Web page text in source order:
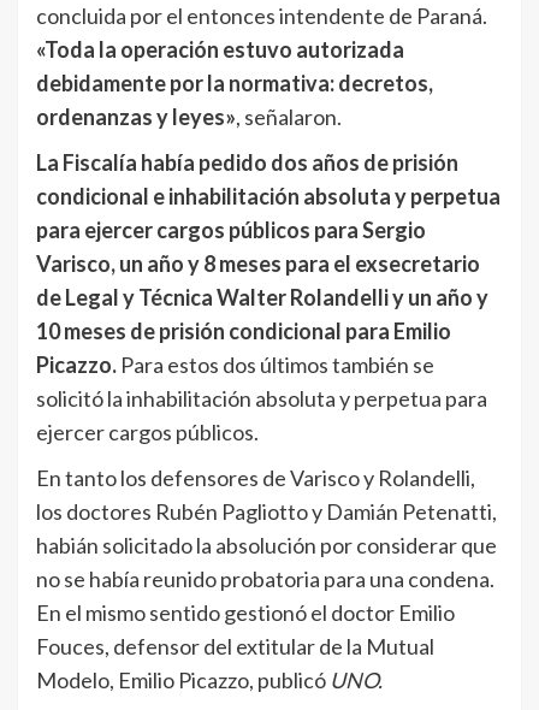
concluida por el entonces intendente de Paraná.
«Toda la operación estuvo autorizada
debidamente por la normativa: decretos,
ordenanzas y leyes», señalaron.
La Fiscalía había pedido dos años de prisión
condicional e inhabilitación absoluta y perpetua
para ejercer cargos públicos para Sergio
Varisco, un año y 8 meses para el exsecretario
de Legal y Técnica Walter Rolandelli y un año y
10 meses de prisión condicional para Emilio
Picazzo. Para estos dos últimos también se
solicitó la inhabilitación absoluta y perpetua para
ejercer cargos públicos.
En tanto los defensores de Varisco y Rolandelli,
los doctores Rubén Pagliotto y Damián Petenatti,
habián solicitado la absolución por considerar que
no se había reunido probatoria para una condena.
En el mismo sentido gestionó el doctor Emilio
Fouces, defensor del extitular de la Mutual
Modelo, Emilio Picazzo, publicó UNO.